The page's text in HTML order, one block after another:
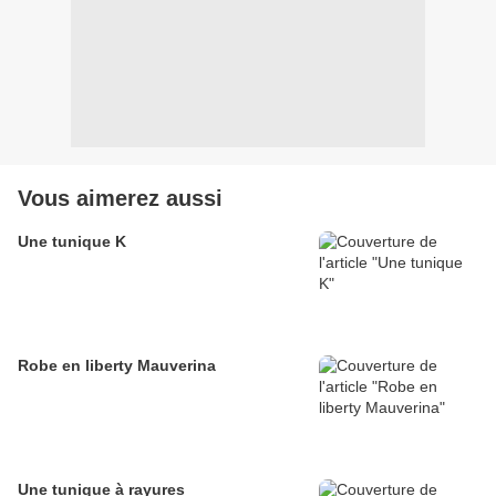
Vous aimerez aussi
Une tunique K
Robe en liberty Mauverina
Une tunique à rayures